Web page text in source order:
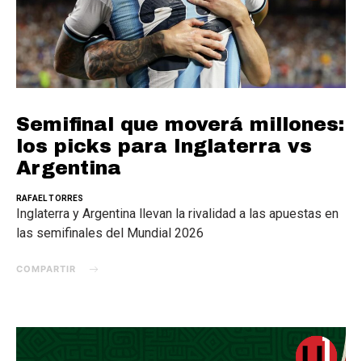
Semifinal que moverá millones:
los picks para Inglaterra vs
Argentina
RAFAEL TORRES
Inglaterra y Argentina llevan la rivalidad a las apuestas en
las semifinales del Mundial 2026
COMPARTIR